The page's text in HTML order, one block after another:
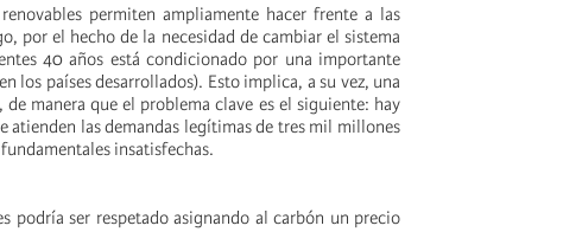
permiten ampliamente hacer frente a las
por el hecho de la necesidad de cambiar el sistema
40 años está condicionado por una importante
los países desarrollados). Esto implica, a su vez, una
manera que el problema clave es el siguiente: hay
las demandas legítimas de tres mil millones
insatisfechas.
podría ser respetado asignando al carbón un precio